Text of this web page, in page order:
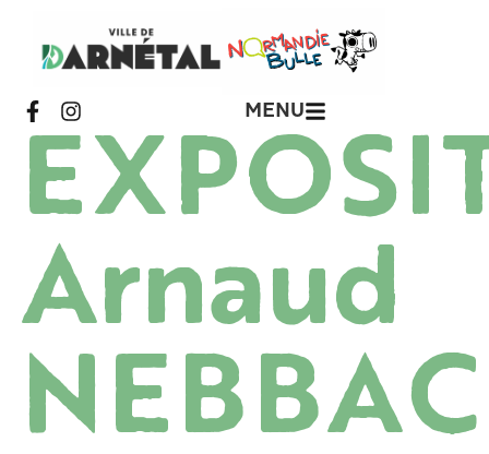
MENU
Arnaud